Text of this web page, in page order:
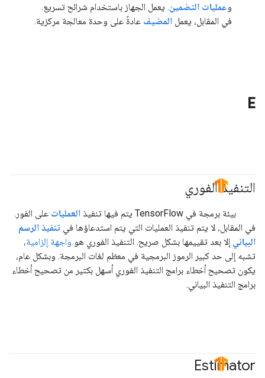
وعمليات التضمين. يعمل الجهاز باستخدام شرائح تسريع.
في المقابل، يعمل المضيف عادةً على وحدة معالجة مركزية.
E
التنفيذ الفوري
بيئة برمجة في TensorFlow يتم فيها تنفيذ العمليات على الفور.
في المقابل، لا يتم تنفيذ العمليات التي يتم استدعاؤها في تنفيذ الرسم
البياني إلا بعد تقييمها بشكل صريح. التنفيذ الفوري هو واجهة إلزامية،
تشبه إلى حد كبير الرموز البرمجية في معظم لغات البرمجة. وبشكل عام،
يكون تصحيح أخطاء برامج التنفيذ الفوري أسهل بكثير من تصحيح أخطاء
برامج التنفيذ البياني.
Estimator
#TensorFlow